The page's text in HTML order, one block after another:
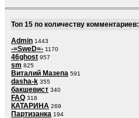
Топ 15 по количеству комментариев:
Admin 1443
-=SweD=- 1170
46ghost 957
sm 825
Виталий Мазепа 591
dasha-k 355
бакшевист 340
FAQ 318
КАТАРИНА 269
Партизанка 194